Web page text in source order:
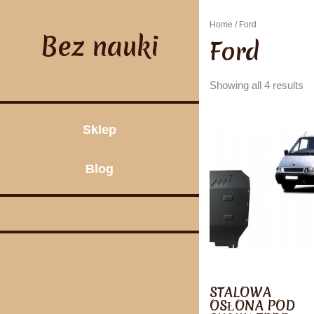
Bez nauki
Sklep
Blog
Home / Ford
Ford
Showing all 4 results
STALOWA
OSŁONA POD